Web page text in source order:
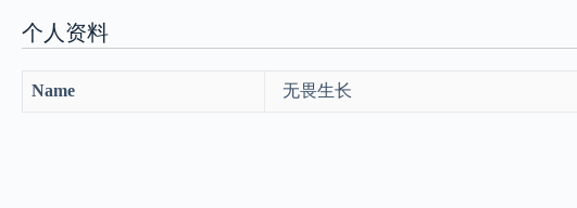
个人资料
Name 无畏生长